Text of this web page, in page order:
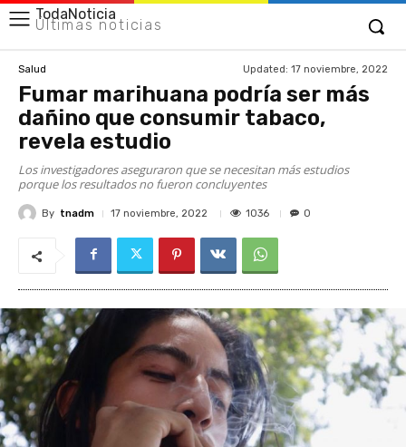
TodaNoticia
Últimas noticias
Salud Updated: 17 noviembre, 2022
Fumar marihuana podría ser más
dañino que consumir tabaco,
revela estudio
Los investigadores aseguraron que se necesitan más estudios
porque los resultados no fueron concluyentes
By tnadm 17 noviembre, 2022 1036 0